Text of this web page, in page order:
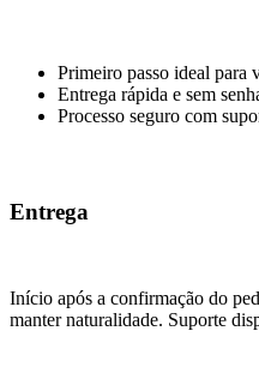
Primeiro passo ideal para
Entrega rápida e sem
Processo seguro com
Entrega
Início após a confirmação do
manter naturalidade. Suporte